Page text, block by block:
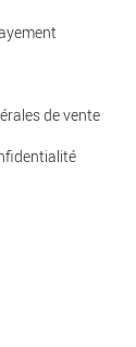
de vente